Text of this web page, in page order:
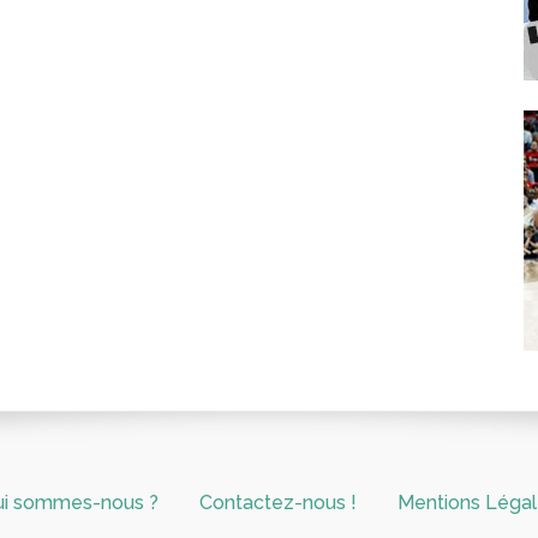
sommes-nous ? Contactez-nous ! Mentions